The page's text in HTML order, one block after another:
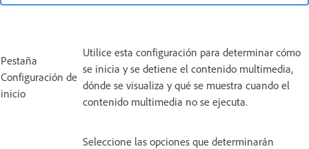
Pestaña
Configuración de
inicio
Utilice esta configuración para determinar cómo
se inicia y se detiene el contenido multimedia,
dónde se visualiza y qué se muestra cuando el
contenido multimedia no se ejecuta.
Seleccione las opciones que determinarán